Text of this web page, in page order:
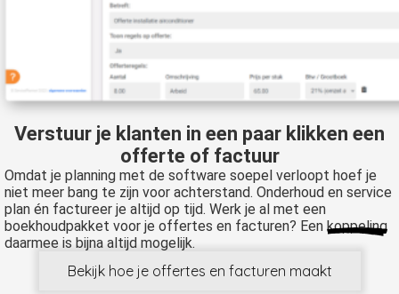
Verstuur je klanten in een paar klikken een
offerte of factuur
Omdat je planning met de software soepel verloopt hoef je
niet meer bang te zijn voor achterstand. Onderhoud en service
plan én factureer je altijd op tijd. Werk je al met een
boekhoudpakket voor je offertes en facturen? Een koppeling
daarmee is bijna altijd mogelijk.
Bekijk hoe je offertes en facturen maakt